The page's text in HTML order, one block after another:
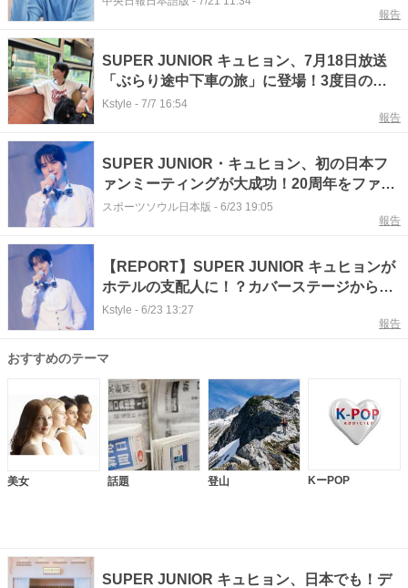
報告
SUPER JUNIOR キュヒョン、7月18日放送
「ぶらり途中下車の旅」に登場！3度目の出
演に期待
Kstyle - 7/7 16:54
報告
SUPER JUNIOR・キュヒョン、初の日本フ
ァンミーティングが大成功！20周年をファン
と祝った特別な一日
スポーツソウル日本版 - 6/23 19:05
報告
【REPORT】SUPER JUNIOR キュヒョンが
ホテルの支配人に！？カバーステージからキ
ュートなダンスまで…日本ファンをおもてな
Kstyle - 6/23 13:27
報告
おすすめのテーマ
美女 話題 登山 KーPOP
SUPER JUNIOR キュヒョン、日本でも！デ